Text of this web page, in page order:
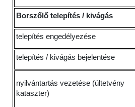
Borszőlő telepítés / kivágás
telepítés engedélyezése
telepítés / kivágás bejelentése
nyilvántartás vezetése (ültetvény
kataszter)